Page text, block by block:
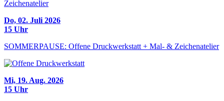
Do, 02. Juli 2026
15 Uhr
SOMMERPAUSE: Offene Druckwerkstatt + Mal- & Zeichenatelier
Mi, 19. Aug. 2026
15 Uhr